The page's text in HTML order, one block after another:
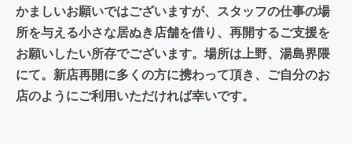
かましいお願いではございますが、スタッフの仕事の場
所を与える小さな居ぬき店舗を借り、再開するご支援を
お願いしたい所存でございます。場所は上野、湯島界隈
にて。新店再開に多くの方に携わって頂き、ご自分のお
店のようにご利用いただければ幸いです。